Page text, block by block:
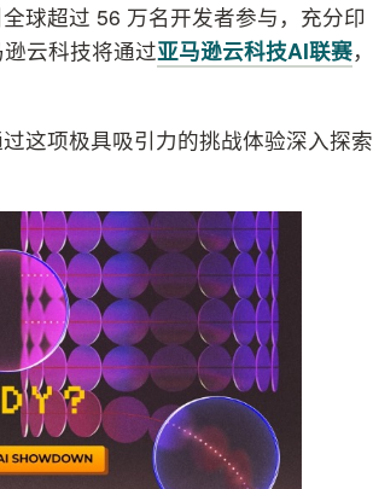
球超过 56 万名开发者参与，充分印
云科技将通过亚马逊云科技AI联赛，
这项极具吸引力的挑战体验深入探索